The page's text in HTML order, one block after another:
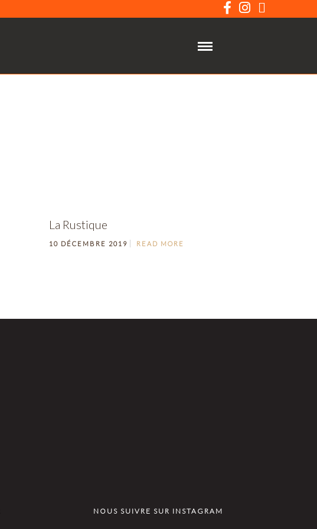
La Rustique
10 DÉCEMBRE 2019 READ MORE
NOUS SUIVRE SUR INSTAGRAM